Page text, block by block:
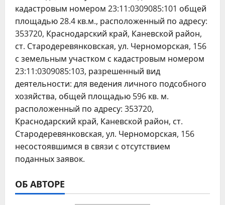
кадастровым номером 23:11:0309085:101 общей
площадью 28.4 кв.м., расположенный по адресу:
353720, Краснодарский край, Каневской район,
ст. Стародеревянковская, ул. Черноморская, 156
с земельным участком с кадастровым номером
23:11:0309085:103, разрешенный вид
деятельности: для ведения личного подсобного
хозяйства, общей площадью 596 кв. м.
расположенный по адресу: 353720,
Краснодарский край, Каневской район, ст.
Стародеревянковская, ул. Черноморская, 156
несостоявшимся в связи с отсутствием
поданных заявок.
ОБ АВТОРЕ